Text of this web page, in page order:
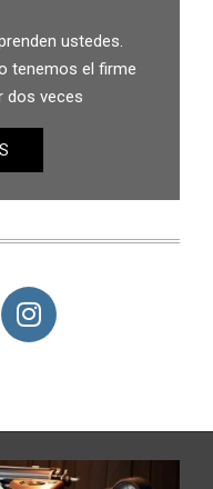
ustedes.
tenemos el firme
dos veces